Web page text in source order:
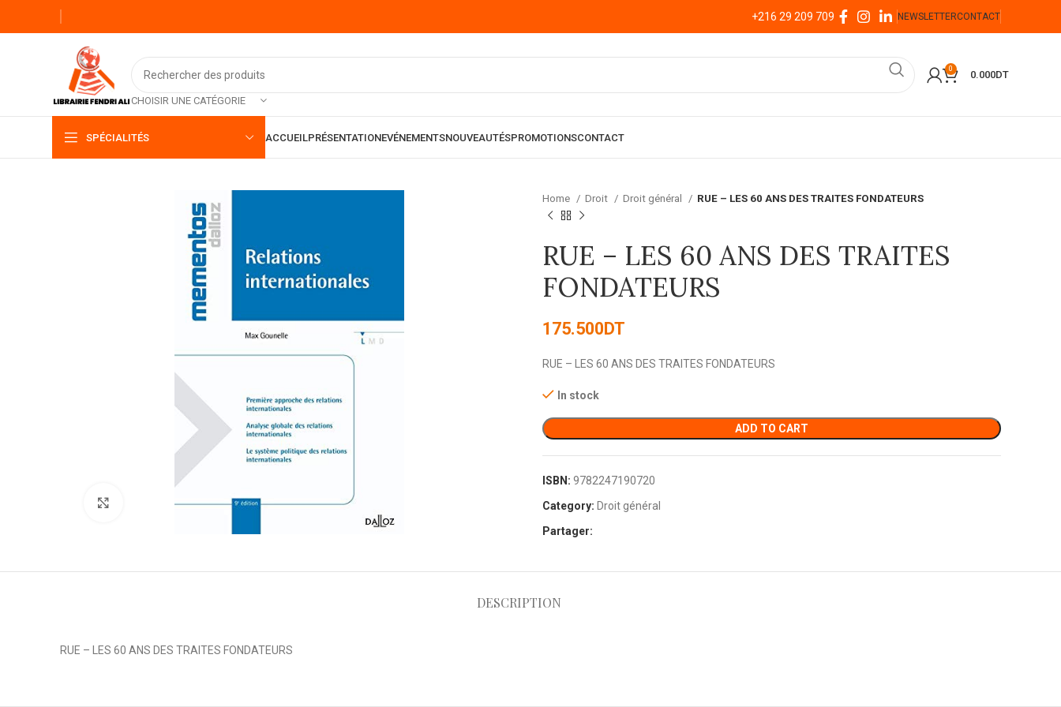
+216 29 209 709 NEWSLETTERCONTACT
CHOISIR UNE CATÉGORIE
0
0.000DT
SPÉCIALITÉS ACCUEILPRÉSENTATIONEVÉNEMENTSNOUVEAUTÉSPROMOTIONSCONTACT
Click to enlarge
Home Droit Droit général RUE – LES 60 ANS DES TRAITES FONDATEURS
RUE – LES 60 ANS DES TRAITES
FONDATEURS
175.500DT
RUE – LES 60 ANS DES TRAITES FONDATEURS
In stock
ADD TO CART
ISBN: 9782247190720
Category: Droit général
Partager:
DESCRIPTION
RUE – LES 60 ANS DES TRAITES FONDATEURS